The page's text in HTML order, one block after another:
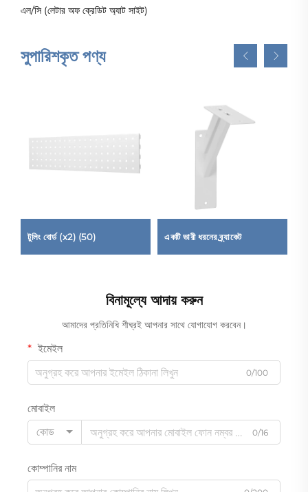
এল/সি (লেটার অফ ক্রেডিট অ্যাট সাইট)
সুপারিশকৃত পণ্য
টুলিং বোর্ড (x2) (50) একটি ভারী ধরনের ব্র্যাকেট
বিনামূল্যে আদায় করুন
আমাদের প্রতিনিধি শীঘ্রই আপনার সাথে যোগাযোগ করবেন।
ইমেইল
0/100
মোবাইল
কোড
0/16
কোম্পানির নাম